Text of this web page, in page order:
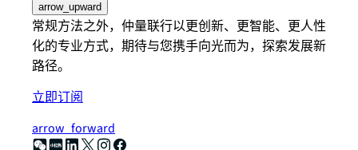
arrow_upward
常规方法之外，仲量联行以更创新、更智能、更人性
化的专业方式，期待与您携手向光而为，探索发展新
路径。
立即订阅
arrow_forward